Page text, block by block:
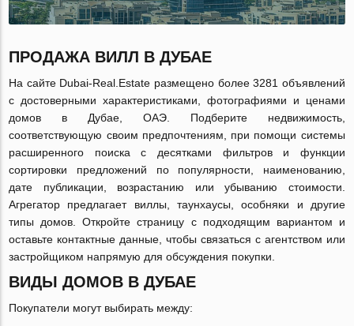
ПРОДАЖА ВИЛЛ В ДУБАЕ
На сайте Dubai-Real.Estate размещено более 3281 объявлений
с достоверными характеристиками, фотографиями и ценами
домов в Дубае, ОАЭ. Подберите недвижимость,
соответствующую своим предпочтениям, при помощи системы
расширенного поиска с десятками фильтров и функции
сортировки предложений по популярности, наименованию,
дате публикации, возрастанию или убыванию стоимости.
Агрегатор предлагает виллы, таунхаусы, особняки и другие
типы домов. Откройте страницу с подходящим вариантом и
оставьте контактные данные, чтобы связаться с агентством или
застройщиком напрямую для обсуждения покупки.
ВИДЫ ДОМОВ В ДУБАЕ
Покупатели могут выбирать между: